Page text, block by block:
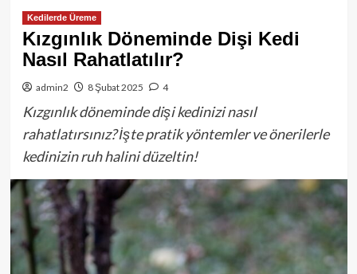
Kedilerde Üreme
Kızgınlık Döneminde Dişi Kedi
Nasıl Rahatlatılır?
admin2 8 Şubat 2025 4
Kızgınlık döneminde dişi kedinizi nasıl
rahatlatırsınız? İşte pratik yöntemler ve önerilerle
kedinizin ruh halini düzeltin!